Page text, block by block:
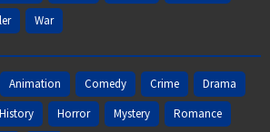
War
Animation Comedy Crime
Drama
History Horror Mystery Romance